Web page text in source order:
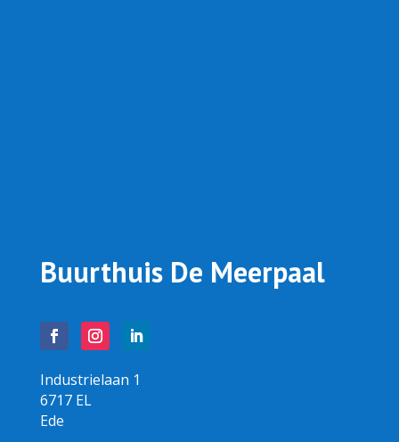
Buurthuis De Meerpaal
Industrielaan 1
6717 EL
Ede